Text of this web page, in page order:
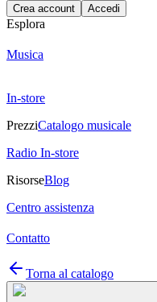
Crea account Accedi
Esplora
Musica
In-store
PrezziCatalogo musicale
Radio In-store
RisorseBlog
Centro assistenza
Contatto
Torna al catalogo